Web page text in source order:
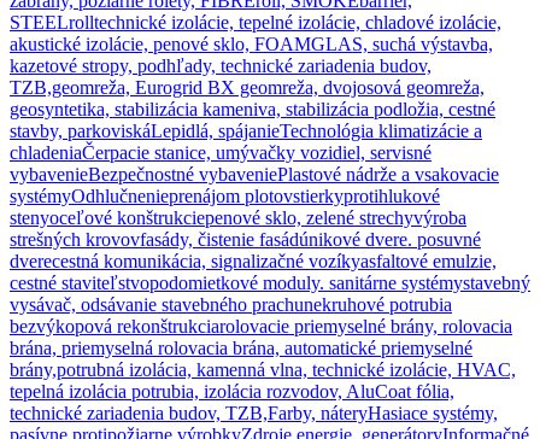
STEELrolltechnické izolácie, tepelné izolácie, chladové izolácie,
akustické izolácie, penové sklo, FOAMGLAS, suchá výstavba,
kazetové stropy, podhľady, technické zariadenia budov,
TZB,geomreža, Eurogrid BX geomreža, dvojosová geomreža,
geosyntetika, stabilizácia kameniva, stabilizácia podložia, cestné
stavby, parkoviskáLepidlá, spájanieTechnológia klimatizácie a
chladeniaČerpacie stanice, umývačky vozidiel, servisné
vybavenieBezpečnostné vybaveniePlastové nádrže a vsakovacie
systémyOdhlučnenieprenájom plotovstierkyprotihlukové
stenyoceľové konštrukciepenové sklo, zelené strechyvýroba
strešných krovovfasády, čistenie fasádúnikové dvere. posuvné
dverecestná komunikácia, signalizačné vozíkyasfaltové emulzie,
cestné staviteľstvopodomietkové moduly. sanitárne systémystavebný
vysávač, odsávanie stavebného prachunekruhové potrubia
bezvýkopová rekonštrukciarolovacie priemyselné brány, rolovacia
brána, priemyselná rolovacia brána, automatické priemyselné
brány,potrubná izolácia, kamenná vlna, technické izolácie, HVAC,
tepelná izolácia potrubia, izolácia rozvodov, AluCoat fólia,
technické zariadenia budov, TZB,Farby, náteryHasiace systémy,